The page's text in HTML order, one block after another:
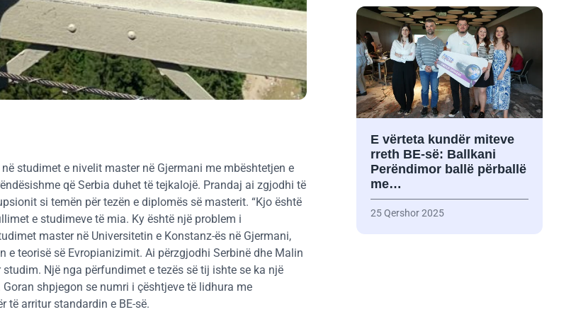
studimet e nivelit master në Gjermani me mbështetjen e
që Serbia duhet të tejkalojë. Prandaj ai zgjodhi të
si temën për tezën e diplomës së masterit. “Kjo është
e studimeve të mia. Ky është një problem i
master në Universitetin e Konstanz-ës në Gjermani,
teorisë së Evropianizimit. Ai përzgjodhi Serbinë dhe Malin
Një nga përfundimet e tezës së tij ishte se ka një
shpjegon se numri i çështjeve të lidhura me
të arritur standardin e BE-së.
E vërteta kundër miteve
rreth BE-së: Ballkani
Perëndimor ballë përballë
me…
25 Qershor 2025